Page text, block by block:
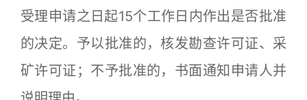
受理申请之日起15个工作日内作出是否批准
的决定。予以批准的，核发勘查许可证、采
矿许可证；不予批准的，书面通知申请人并